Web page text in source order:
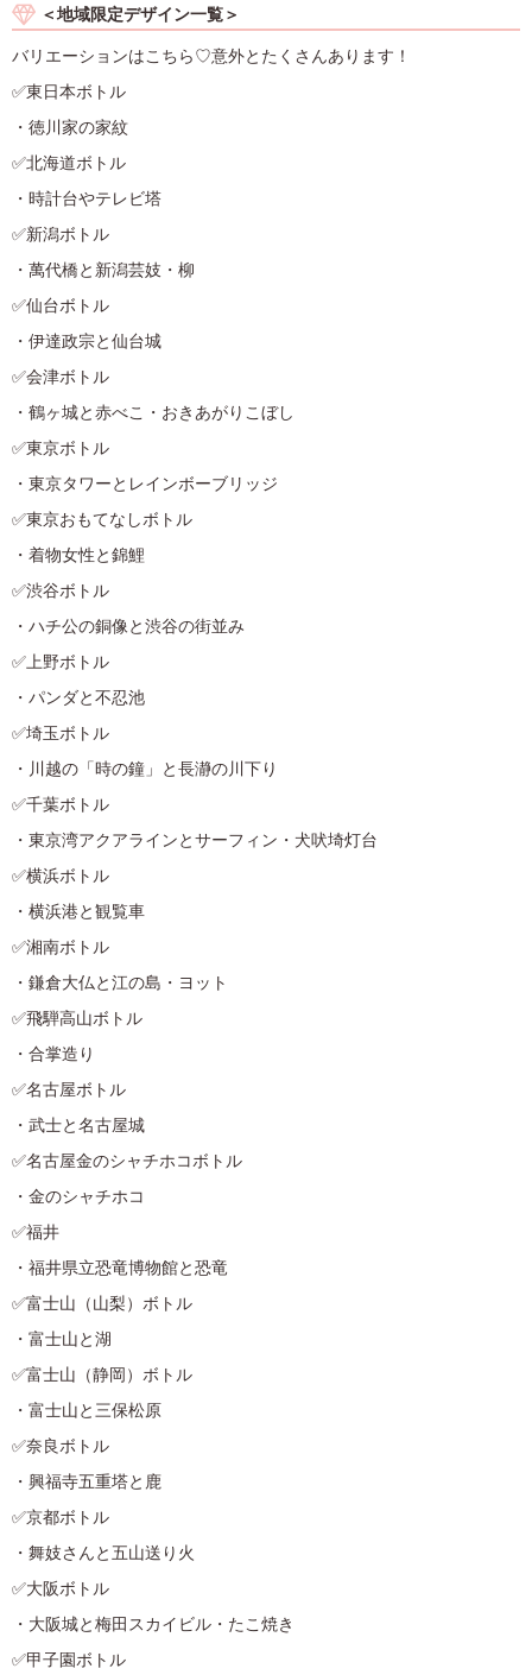
＜地域限定デザイン一覧＞
バリエーションはこちら♡意外とたくさんあります！
✅東日本ボトル
・徳川家の家紋
✅北海道ボトル
・時計台やテレビ塔
✅新潟ボトル
・萬代橋と新潟芸妓・柳
✅仙台ボトル
・伊達政宗と仙台城
✅会津ボトル
・鶴ヶ城と赤べこ・おきあがりこぼし
✅東京ボトル
・東京タワーとレインボーブリッジ
✅東京おもてなしボトル
・着物女性と錦鯉
✅渋谷ボトル
・ハチ公の銅像と渋谷の街並み
✅上野ボトル
・パンダと不忍池
✅埼玉ボトル
・川越の「時の鐘」と長瀞の川下り
✅千葉ボトル
・東京湾アクアラインとサーフィン・犬吠埼灯台
✅横浜ボトル
・横浜港と観覧車
✅湘南ボトル
・鎌倉大仏と江の島・ヨット
✅飛騨高山ボトル
・合掌造り
✅名古屋ボトル
・武士と名古屋城
✅名古屋金のシャチホコボトル
・金のシャチホコ
✅福井
・福井県立恐竜博物館と恐竜
✅富士山（山梨）ボトル
・富士山と湖
✅富士山（静岡）ボトル
・富士山と三保松原
✅奈良ボトル
・興福寺五重塔と鹿
✅京都ボトル
・舞妓さんと五山送り火
✅大阪ボトル
・大阪城と梅田スカイビル・たこ焼き
✅甲子園ボトル